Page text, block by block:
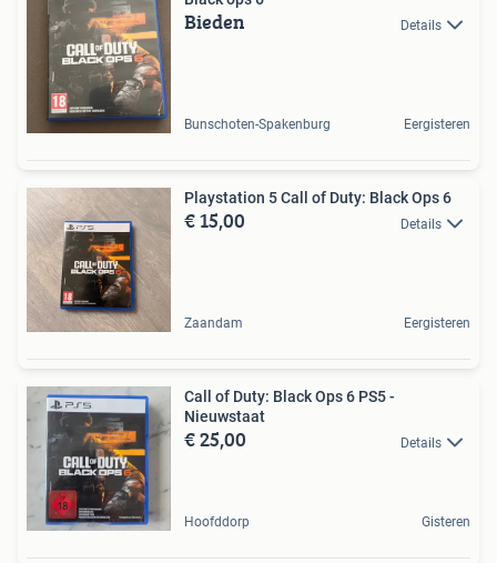
Bieden Details
Bunschoten-Spakenburg Eergisteren
Playstation 5 Call of Duty: Black Ops 6
€ 15,00 Details
Zaandam Eergisteren
Call of Duty: Black Ops 6 PS5 -
Nieuwstaat
€ 25,00 Details
Hoofddorp Gisteren